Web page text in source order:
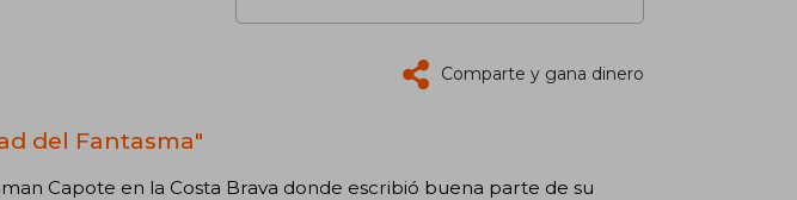
Comparte y gana dinero
del Fantasma"
Capote en la Costa Brava donde escribió buena parte de su